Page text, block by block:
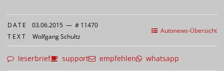
Autonews-Übersicht
DATE 03.06.2015 — # 11470
TEXT Wolfgang Schultz
leserbrief support empfehlen whatsapp